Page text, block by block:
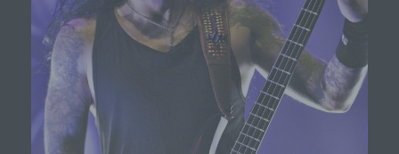
einen Dritten handelt oder nicht. Behörden, die im
Rahmen eines bestimmten
Untersuchungsauftrags nach dem Unionsrecht
oder dem Recht der Mitgliedstaaten
möglicherweise personenbezogene Daten
erhalten, gelten jedoch nicht als Empfänger.
j) Dritter